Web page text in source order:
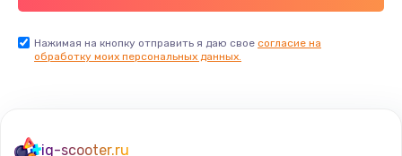
Замена термопасты
от 995 руб.
Нажимая на кнопку отправить я даю свое согласие на
обработку моих персональных данных.
iq-scooter.ru